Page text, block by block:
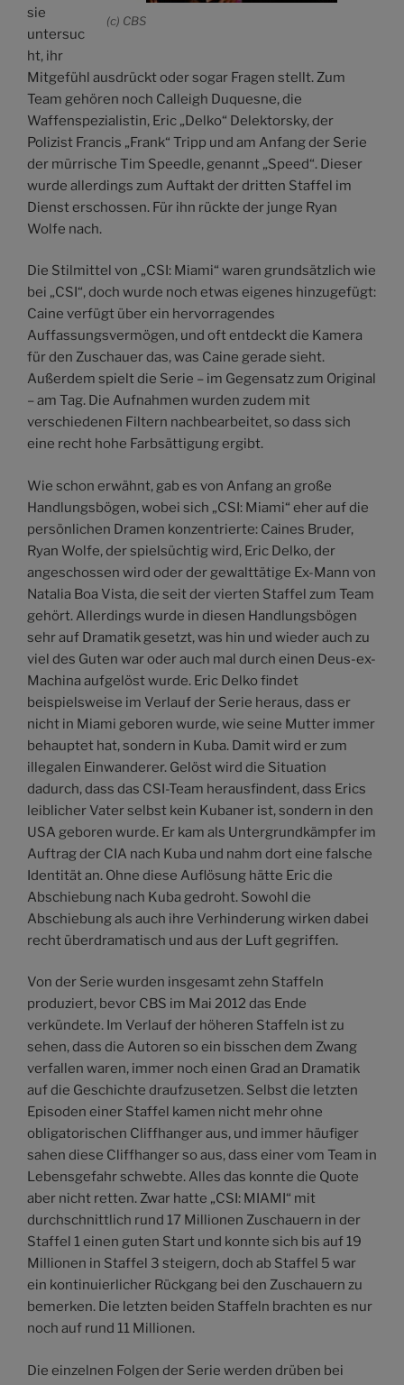
(c) CBS
sie
untersuc
ht, ihr
Mitgefühl ausdrückt oder sogar Fragen stellt. Zum
Team gehören noch Calleigh Duquesne, die
Waffenspezialistin, Eric „Delko“ Delektorsky, der
Polizist Francis „Frank“ Tripp und am Anfang der Serie
der mürrische Tim Speedle, genannt „Speed“. Dieser
wurde allerdings zum Auftakt der dritten Staffel im
Dienst erschossen. Für ihn rückte der junge Ryan
Wolfe nach.
Die Stilmittel von „CSI: Miami“ waren grundsätzlich wie
bei „CSI“, doch wurde noch etwas eigenes hinzugefügt:
Caine verfügt über ein hervorragendes
Auffassungsvermögen, und oft entdeckt die Kamera
für den Zuschauer das, was Caine gerade sieht.
Außerdem spielt die Serie – im Gegensatz zum Original
– am Tag. Die Aufnahmen wurden zudem mit
verschiedenen Filtern nachbearbeitet, so dass sich
eine recht hohe Farbsättigung ergibt.
Wie schon erwähnt, gab es von Anfang an große
Handlungsbögen, wobei sich „CSI: Miami“ eher auf die
persönlichen Dramen konzentrierte: Caines Bruder,
Ryan Wolfe, der spielsüchtig wird, Eric Delko, der
angeschossen wird oder der gewalttätige Ex-Mann von
Natalia Boa Vista, die seit der vierten Staffel zum Team
gehört. Allerdings wurde in diesen Handlungsbögen
sehr auf Dramatik gesetzt, was hin und wieder auch zu
viel des Guten war oder auch mal durch einen Deus-ex-
Machina aufgelöst wurde. Eric Delko findet
beispielsweise im Verlauf der Serie heraus, dass er
nicht in Miami geboren wurde, wie seine Mutter immer
behauptet hat, sondern in Kuba. Damit wird er zum
illegalen Einwanderer. Gelöst wird die Situation
dadurch, dass das CSI-Team herausfindent, dass Erics
leiblicher Vater selbst kein Kubaner ist, sondern in den
USA geboren wurde. Er kam als Untergrundkämpfer im
Auftrag der CIA nach Kuba und nahm dort eine falsche
Identität an. Ohne diese Auflösung hätte Eric die
Abschiebung nach Kuba gedroht. Sowohl die
Abschiebung als auch ihre Verhinderung wirken dabei
recht überdramatisch und aus der Luft gegriffen.
Von der Serie wurden insgesamt zehn Staffeln
produziert, bevor CBS im Mai 2012 das Ende
verkündete. Im Verlauf der höheren Staffeln ist zu
sehen, dass die Autoren so ein bisschen dem Zwang
verfallen waren, immer noch einen Grad an Dramatik
auf die Geschichte draufzusetzen. Selbst die letzten
Episoden einer Staffel kamen nicht mehr ohne
obligatorischen Cliffhanger aus, und immer häufiger
sahen diese Cliffhanger so aus, dass einer vom Team in
Lebensgefahr schwebte. Alles das konnte die Quote
aber nicht retten. Zwar hatte „CSI: MIAMI“ mit
durchschnittlich rund 17 Millionen Zuschauern in der
Staffel 1 einen guten Start und konnte sich bis auf 19
Millionen in Staffel 3 steigern, doch ab Staffel 5 war
ein kontinuierlicher Rückgang bei den Zuschauern zu
bemerken. Die letzten beiden Staffeln brachten es nur
noch auf rund 11 Millionen.
Die einzelnen Folgen der Serie werden drüben bei